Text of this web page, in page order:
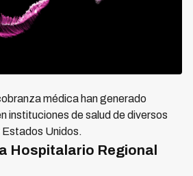
médica han generado
instituciones de salud de diversos
Unidos.
Hospitalario Regional